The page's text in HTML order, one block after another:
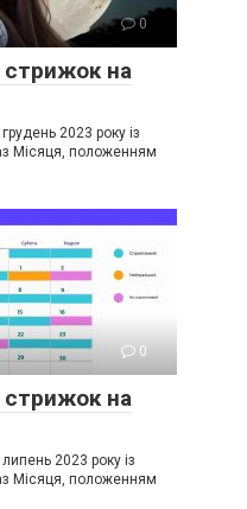
0
стрижок на
2023 року із
Місяця, положенням
0
стрижок на
2023 року із
Місяця, положенням